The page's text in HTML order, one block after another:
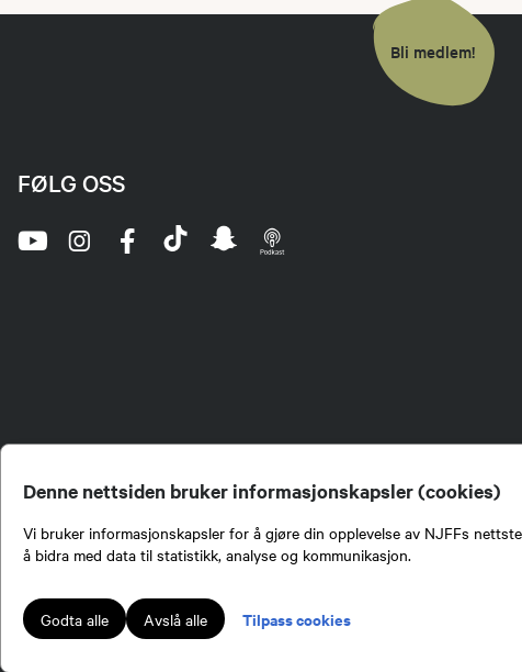
Denne nettsiden bruker informasjonskapsler (cookies)
Vi bruker informasjonskapsler for å gjøre din opplevelse av NJFFs
å bidra med data til statistikk, analyse og kommunikasjon.
Godta alle Avslå alle Tilpass cookies
Bli medlem!
FØLG OSS
Norges Jeger- og
formidling av kunnskap om
Lokalforeninger tilsluttet